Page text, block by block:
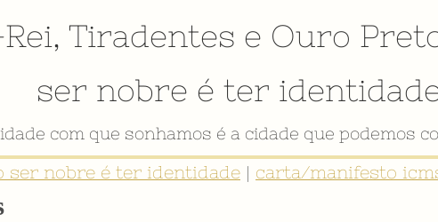
, Tiradentes e Ouro
ser nobre é ter
VÍDEO INSTITUCIONAL
ser nobre é ter identidade | carta/manifesto